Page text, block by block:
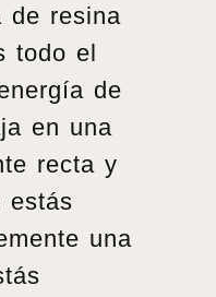
de resina
todo el
de
en una
recta y
estás
una